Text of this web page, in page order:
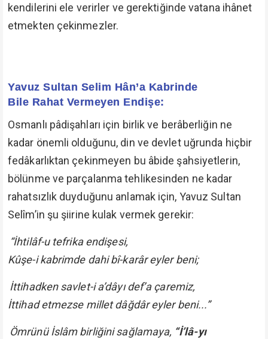
kendilerini ele verirler ve gerektiğinde vatana ihânet
etmekten çekinmezler.
Yavuz Sultan Selim Hân’a Kabrinde
Bile Rahat Vermeyen Endişe:
Osmanlı pâdişahları için birlik ve berâberliğin ne
kadar önemli olduğunu, din ve devlet uğrunda hiçbir
fedâkarlıktan çekinmeyen bu âbide şahsiyetlerin,
bölünme ve parçalanma tehlikesinden ne kadar
rahatsızlık duyduğunu anlamak için, Yavuz Sultan
Selîm’in şu şiirine kulak vermek gerekir:
“İhtilâf-u tefrika endişesi,
Kûşe-i kabrimde dahi bî-karâr eyler beni;
İttihadken savlet-i a’dâyı def’a çaremiz,
İttihad etmezse millet dâğdâr eyler beni...”
Ömrünü İslâm birliğini sağlamaya, “İ’lâ-yı